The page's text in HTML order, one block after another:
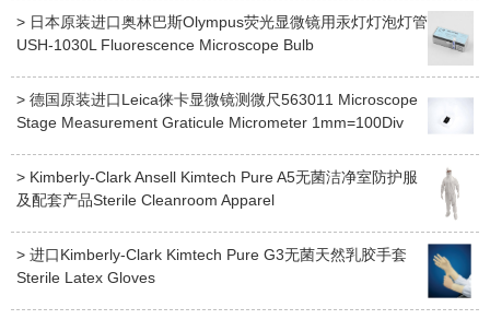
> 日本原装进口奥林巴斯Olympus荧光显微镜用汞灯灯泡灯管
USH-1030L Fluorescence Microscope Bulb
> 德国原装进口Leica徕卡显微镜测微尺563011 Microscope
Stage Measurement Graticule Micrometer 1mm=100Div
> Kimberly-Clark Ansell Kimtech Pure A5无菌洁净室防护服
及配套产品Sterile Cleanroom Apparel
> 进口Kimberly-Clark Kimtech Pure G3无菌天然乳胶手套
Sterile Latex Gloves